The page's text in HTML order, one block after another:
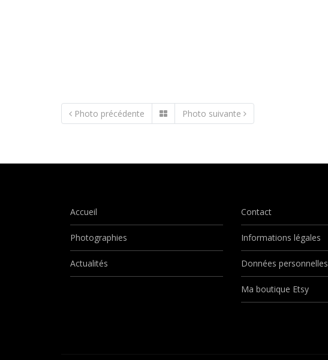
Photo précédente Photo suivante
Accueil
Photographies
Actualités
Contact
Informations légales
Données personnelles
Ma boutique Etsy